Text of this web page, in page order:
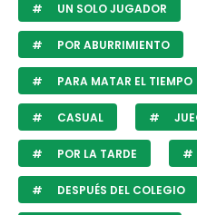
UN SOLO JUGADOR
POR ABURRIMIENTO
PARA MATAR EL TIEMPO
CASUAL
POR LA TARDE
DESPUÉS DEL COLEGIO